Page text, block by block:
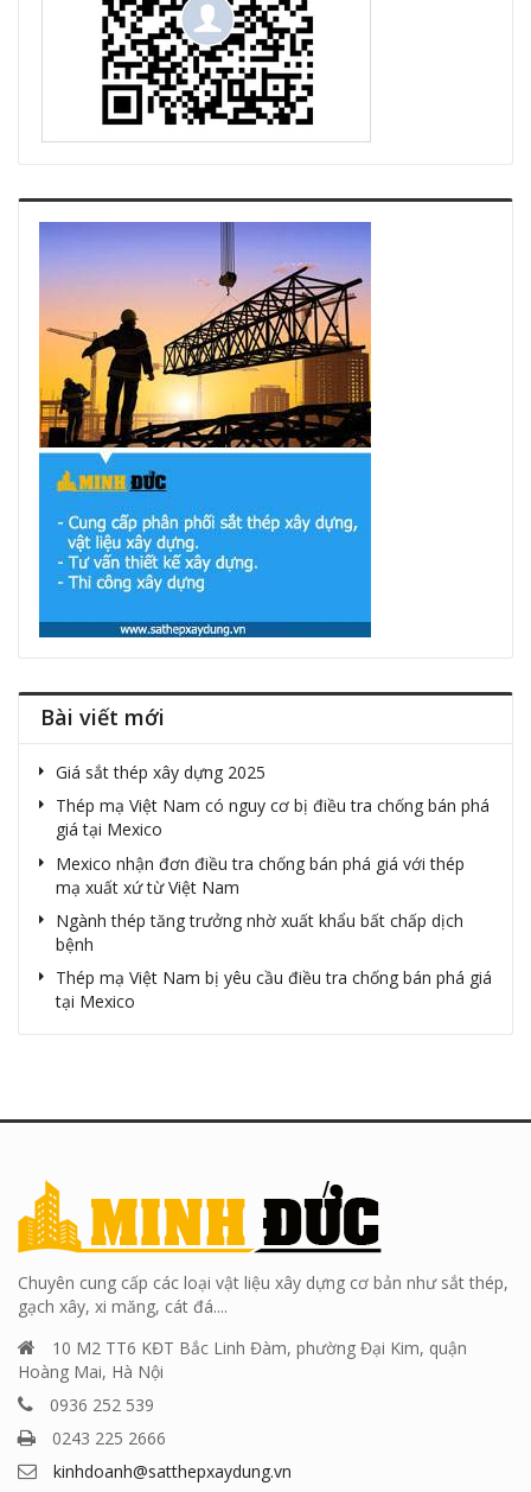
Bài viết mới
Giá sắt thép xây dựng 2025
Thép mạ Việt Nam có nguy cơ bị điều tra chống bán phá
giá tại Mexico
Mexico nhận đơn điều tra chống bán phá giá với thép
mạ xuất xứ từ Việt Nam
Ngành thép tăng trưởng nhờ xuất khẩu bất chấp dịch
bệnh
Thép mạ Việt Nam bị yêu cầu điều tra chống bán phá giá
tại Mexico
Chuyên cung cấp các loại vật liệu xây dựng cơ bản như sắt thép,
gạch xây, xi măng, cát đá....
10 M2 TT6 KĐT Bắc Linh Đàm, phường Đại Kim, quận
Hoàng Mai, Hà Nội
0936 252 539
0243 225 2666
kinhdoanh@satthepxaydung.vn